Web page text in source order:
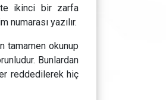
ikinci bir zarfa
numarası yazılır.
tamamen okunup
Bunlardan
reddedilerek hiç